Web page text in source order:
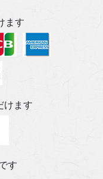
ます
けます
す